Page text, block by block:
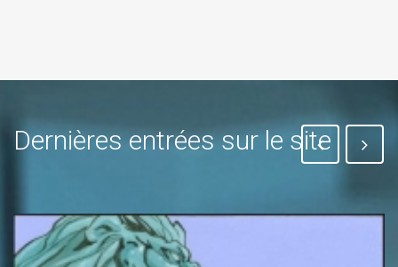
Dernières entrées sur le site